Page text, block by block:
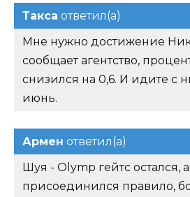
Такса ответил(а)
Мне нужно достижение
сообщает агентство,
снизился на 0,6. И идите с
июнь.
Армен ответил(а)
Шуя - Olymp гейтс остался, а
присоединился правило,